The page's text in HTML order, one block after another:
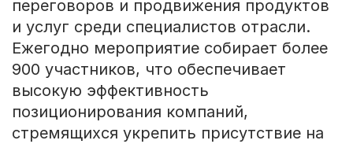
переговоров и продвижения продуктов
и услуг среди специалистов отрасли.
Ежегодно мероприятие собирает более
900 участников, что обеспечивает
высокую эффективность
позиционирования компаний,
стремящихся укрепить присутствие на